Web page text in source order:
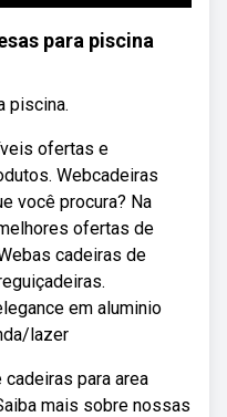
para piscina
piscina.
ofertas e
Webcadeiras
você procura? Na
ofertas de
cadeiras de
em aluminio
lazer
para area
mais sobre nossas